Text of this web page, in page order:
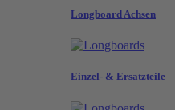
Longboard Achsen
Einzel- & Ersatzteile